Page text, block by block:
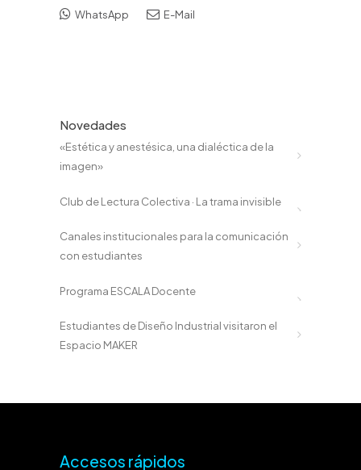
WhatsApp E-Mail
Novedades
«Estética y anestésica, una dialéctica de la
imagen»
Club de Lectura Colectiva · La trama invisible
Canales institucionales para la comunicación
con estudiantes
Programa ESCALA Docente
Estudiantes de Diseño Industrial visitaron el
Espacio MAKER
Accesos rápidos